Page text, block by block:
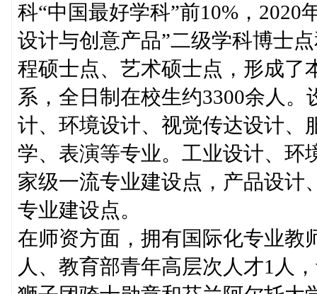
科“中国最好学科”前10%，2020
设计与创意产品”二级学科博士
程硕士点、艺术硕士点，形成了
系，全日制在校生约3300余人
计、环境设计、视觉传达设计、
学、表演等专业。工业设计、环
家级一流专业建设点，产品设计
专业建设点。
在师资方面，拥有国际化专业教
人、教育部青年高层次人才1人